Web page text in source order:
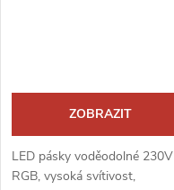
d
u
u
ZOBRAZIT
LED pásky voděodolné 230V
RGB, vysoká svítivost,